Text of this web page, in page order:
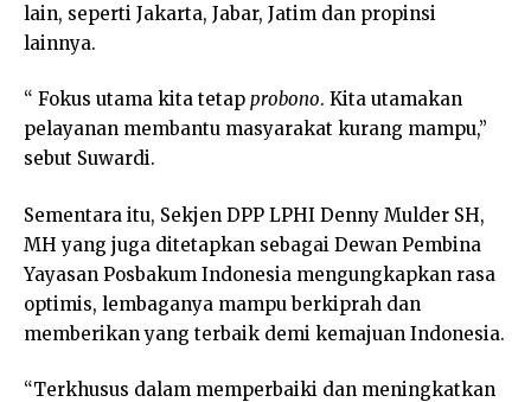
lain, seperti Jakarta, Jabar, Jatim dan propinsi
lainnya.
“ Fokus utama kita tetap probono. Kita utamakan
pelayanan membantu masyarakat kurang mampu,”
sebut Suwardi.
Sementara itu, Sekjen DPP LPHI Denny Mulder SH,
MH yang juga ditetapkan sebagai Dewan Pembina
Yayasan Posbakum Indonesia mengungkapkan rasa
optimis, lembaganya mampu berkiprah dan
memberikan yang terbaik demi kemajuan Indonesia.
“Terkhusus dalam memperbaiki dan meningkatkan